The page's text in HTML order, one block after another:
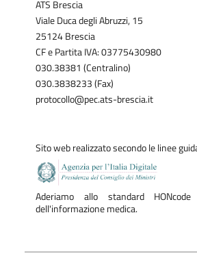
ATS Brescia
Viale Duca degli Abruzzi, 15
25124 Brescia
CF e Partita IVA: 03775430980
030.38381 (Centralino)
030.3838233 (Fax)
protocollo@pec.ats-brescia.it
Sito web realizzato secondo le linee
Aderiamo allo standard
dell'informazione medica.